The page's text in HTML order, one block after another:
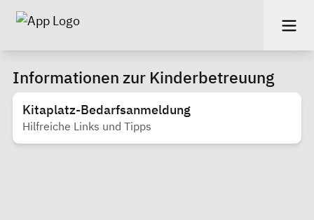
Informationen zur Kinderbetreuung
Kitaplatz-Bedarfsanmeldung
Hilfreiche Links und Tipps